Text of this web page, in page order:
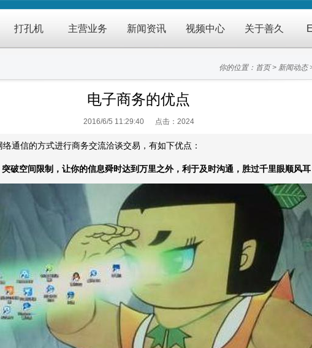
打孔机 主营业务 新闻资讯 视频中心 关于善久
你的位置： 首页> 新闻动态
电子商务的优点
2016/6/5 11:29:40 点击： 2024
通信的方式进行商务交流洽谈交易，有如下优点：
破空间限制，让你的信息舜时达到万里之外，利于及时沟通，胜过千里眼顺风耳